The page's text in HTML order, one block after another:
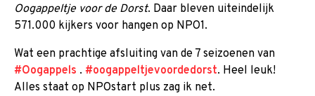
Oogappeltje voor de Dorst. Daar bleven uiteindelijk
571.000 kijkers voor hangen op NPO1.
Wat een prachtige afsluiting van de 7 seizoenen van
#Oogappels . #oogappeltjevoordedorst. Heel leuk!
Alles staat op NPOstart plus zag ik net.